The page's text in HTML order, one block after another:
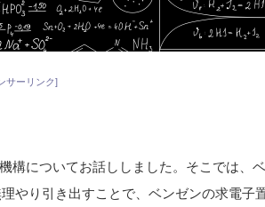
サーリンク]
構についてお話ししました。そこでは、
やり引き出すことで、ベンゼンの求電子